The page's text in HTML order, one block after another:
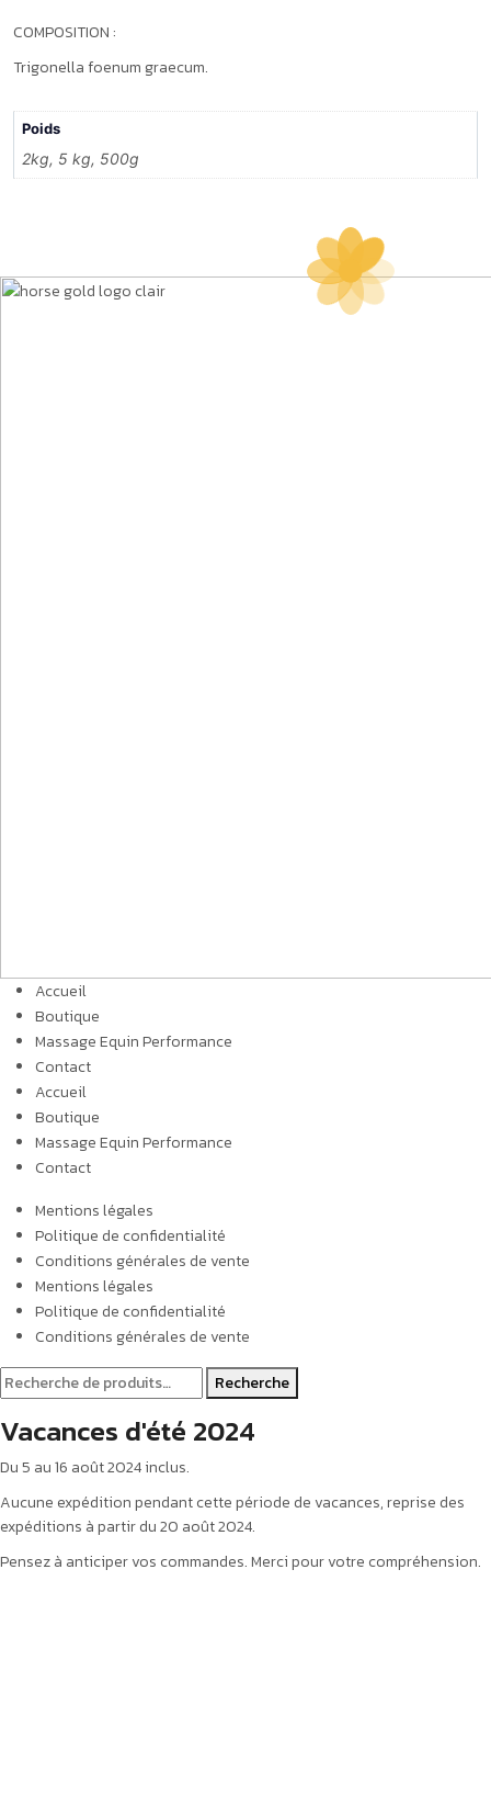
COMPOSITION :
Trigonella foenum graecum.
Poids
2kg, 5 kg, 500g
Accueil
Boutique
Massage Equin Performance
Contact
Accueil
Boutique
Massage Equin Performance
Contact
Mentions légales
Politique de confidentialité
Conditions générales de vente
Mentions légales
Politique de confidentialité
Conditions générales de vente
Recherche
Vacances d'été 2024
Du 5 au 16 août 2024 inclus.
Aucune expédition pendant cette période de vacances, reprise des
expéditions à partir du 20 août 2024.
Pensez à anticiper vos commandes. Merci pour votre compréhension.